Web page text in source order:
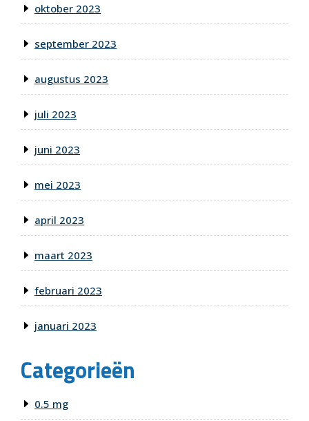
oktober 2023
september 2023
augustus 2023
juli 2023
juni 2023
mei 2023
april 2023
maart 2023
februari 2023
januari 2023
Categorieën
0.5 mg